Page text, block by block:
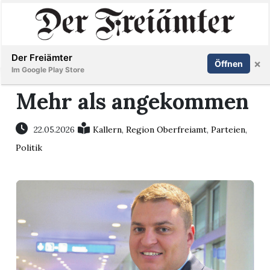
Immobilien
E-
Paper
Newsletter
Inserieren Abonnieren Anmelden
Mehr als angekommen
22.05.2026 Kallern,Region Oberfreiamt,Parteien,
Politik
Der Freiämter
Im Google Play Store
Öffnen ×